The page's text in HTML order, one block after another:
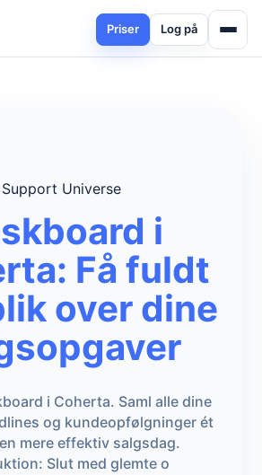
Priser Log på
Support Universe
i
Få fuldt
over dine
i Coherta. Saml alle dine
og kundeopfølgninger ét
mere effektiv salgsdag.
Slut med glemte o